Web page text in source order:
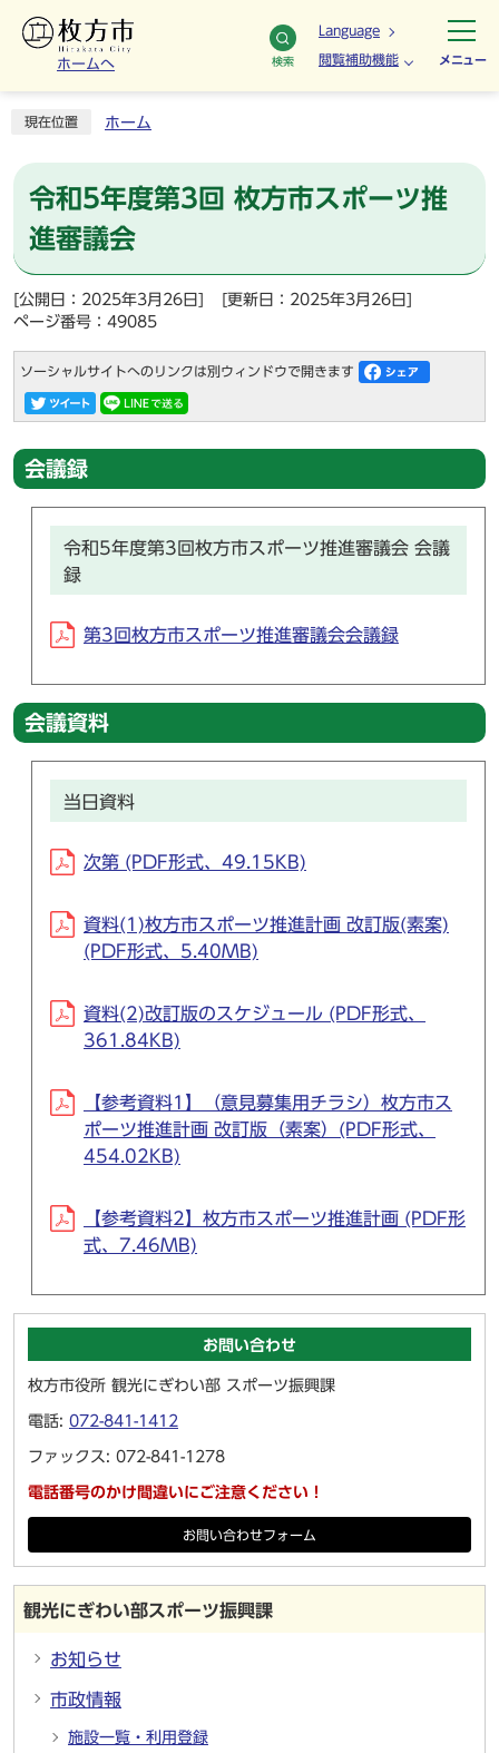
ホームへ 検索
Language
閲覧補助機能 メニュー
現在位置 ホーム
令和5年度第3回 枚方市スポーツ推
進審議会
[公開日：2025年3月26日]
[更新日：2025年3月26日]
ページ番号：49085
ソーシャルサイトへのリンクは別ウィンドウで開きます
会議録
令和5年度第3回枚方市スポーツ推進審議会 会議
録
第3回枚方市スポーツ推進審議会会議録
会議資料
当日資料
次第 (PDF形式、49.15KB)
資料(1)枚方市スポーツ推進計画 改訂版(素案)
(PDF形式、5.40MB)
資料(2)改訂版のスケジュール (PDF形式、
361.84KB)
【参考資料1】（意見募集用チラシ）枚方市ス
ポーツ推進計画 改訂版（素案）(PDF形式、
454.02KB)
【参考資料2】枚方市スポーツ推進計画 (PDF形
式、7.46MB)
お問い合わせ
枚方市役所 観光にぎわい部 スポーツ振興課
電話: 072-841-1412
ファックス: 072-841-1278
電話番号のかけ間違いにご注意ください！
お問い合わせフォーム
観光にぎわい部スポーツ振興課
お知らせ
市政情報
施設一覧・利用登録